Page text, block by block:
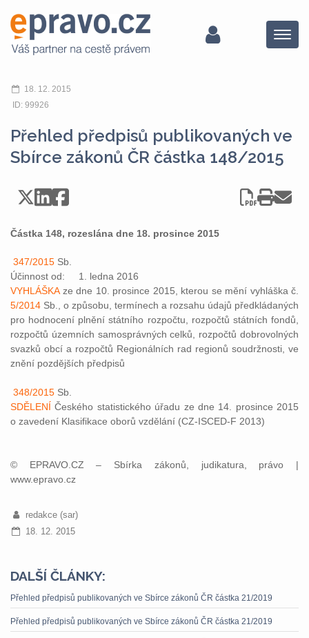
Menu
18. 12. 2015
ID: 99926
Přehled předpisů publikovaných ve
Sbírce zákonů ČR částka 148/2015
Částka 148, rozeslána dne 18. prosince 2015
347/2015 Sb.
Účinnost od: 1. ledna 2016
VYHLÁŠKAze dne 10. prosince 2015, kterou se mění vyhláška č.
5/2014 Sb., o způsobu, termínech a rozsahu údajů předkládaných
pro hodnocení plnění státního rozpočtu, rozpočtů státních fondů,
rozpočtů územních samosprávných celků, rozpočtů dobrovolných
svazků obcí a rozpočtů Regionálních rad regionů soudržnosti, ve
znění pozdějších předpisů
348/2015 Sb.
SDĚLENÍ Českého statistického úřadu ze dne 14. prosince 2015
o zavedení Klasifikace oborů vzdělání (CZ-ISCED-F 2013)
© EPRAVO.CZ – Sbírka zákonů, judikatura, právo |
www.epravo.cz
redakce (sar)
18. 12. 2015
DALŠÍ ČLÁNKY:
Přehled předpisů publikovaných ve Sbírce zákonů ČR částka 21/2019
Přehled předpisů publikovaných ve Sbírce zákonů ČR částka 21/2019